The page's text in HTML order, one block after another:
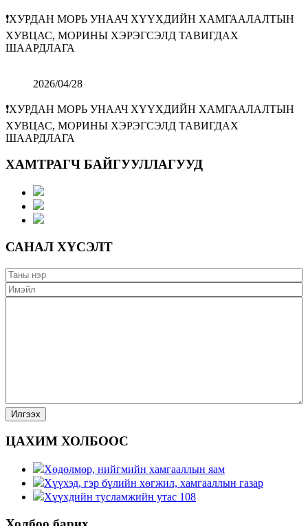
❗️ХУРДАН МОРЬ УНААЧ ХҮҮХДИЙН ХАМГААЛАЛТЫН
ХУВЦАС, МОРИНЫ ХЭРЭГСЭЛД ТАВИГДАХ
ШААРДЛАГА
2026/04/28
❗️ХУРДАН МОРЬ УНААЧ ХҮҮХДИЙН ХАМГААЛАЛТЫН
ХУВЦАС, МОРИНЫ ХЭРЭГСЭЛД ТАВИГДАХ
ШААРДЛАГА
ХАМТРАГЧ БАЙГУУЛЛАГУУД
САНАЛ ХҮСЭЛТ
ЦАХИМ ХОЛБООС
Хөдөлмөр, нийгмийн хамгааллын яам
Хүүхэд, гэр бүлийн хөгжил, хамгааллын газар
Хүүхдийн тусламжийн утас 108